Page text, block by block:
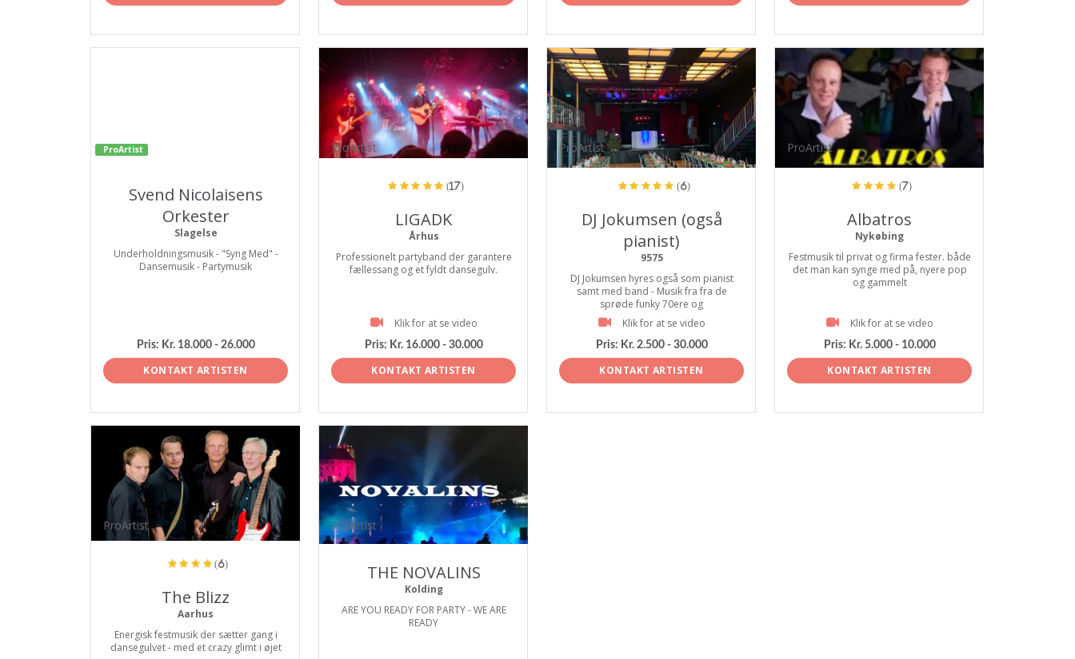
ProArtist
Svend Nicolaisens
Orkester
Slagelse
Underholdningsmusik - "Syng Med" -
Dansemusik - Partymusik
Pris: Kr. 18.000 - 26.000
KONTAKT ARTISTEN
ProArtist
(17)
LIGADK
Århus
Professionelt partyband der garantere
fællessang og et fyldt dansegulv.
Klik for at se video
Pris: Kr. 16.000 - 30.000
KONTAKT ARTISTEN
ProArtist
(6)
DJ Jokumsen (også
pianist)
9575
DJ Jokumsen hyres også som pianist
samt med band - Musik fra fra de
sprøde funky 70ere og
Klik for at se video
Pris: Kr. 2.500 - 30.000
KONTAKT ARTISTEN
ProArtist
(7)
Albatros
Nykøbing
Festmusik til privat og firma fester. både
det man kan synge med på, nyere pop
og gammelt
Klik for at se video
Pris: Kr. 5.000 - 10.000
KONTAKT ARTISTEN
ProArtist
(6)
The Blizz
Aarhus
Energisk festmusik der sætter gang i
dansegulvet - med et crazy glimt i øjet
ProArtist
THE NOVALINS
Kolding
ARE YOU READY FOR PARTY - WE ARE
READY